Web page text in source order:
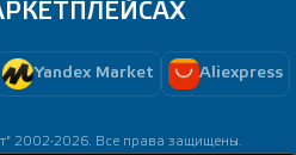
Yandex Market Aliexpress
2002-2026. Все права защищены.